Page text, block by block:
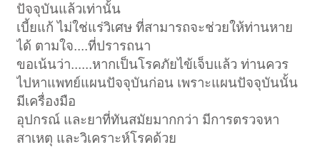
ปัจจุบันแล้วเท่านั้น
เบี้ยแก้ ไม่ใช่แร่วิเศษ ที่สามารถจะช่วยให้ท่านหาย
ได้ ตามใจ....ที่ปรารถนา
ขอเน้นว่า......หากเป็นโรคภัยไข้เจ็บแล้ว ท่านควร
ไปหาแพทย์แผนปัจจุบันก่อน เพราะแผนปัจจุบันนั้น
มีเครื่องมือ
อุปกรณ์ และยาที่ทันสมัยมากกว่า มีการตรวจหา
สาเหตุ และวิเคราะห์โรคด้วย